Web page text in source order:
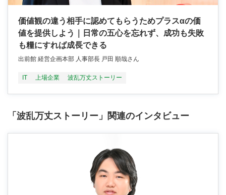
価値観の違う相手に認めてもらうためプラスαの価
値を提供しよう｜日常の五心を忘れず、成功も失敗
も糧にすれば成長できる
出前館 経営企画本部 人事部長 戸田 順哉さん
IT 上場企業 波乱万丈ストーリー
「波乱万丈ストーリー」関連のインタビュー